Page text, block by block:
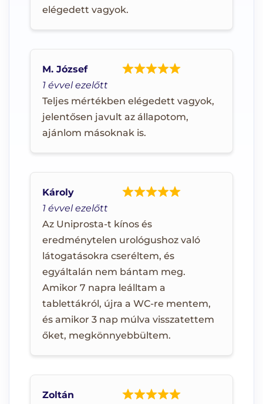
elégedett vagyok.
1 évvel ezelőtt
Teljes mértékben elégedett vagyok,
jelentősen javult az állapotom,
ajánlom másoknak is.
M. József
1 évvel ezelőtt
Az Uniprosta-t kínos és
eredménytelen urológushoz való
látogatásokra cseréltem, és
egyáltalán nem bántam meg.
Amikor 7 napra leálltam a
tablettákról, újra a WC-re mentem,
és amikor 3 nap múlva visszatettem
őket, megkönnyebbültem.
Károly
Zoltán